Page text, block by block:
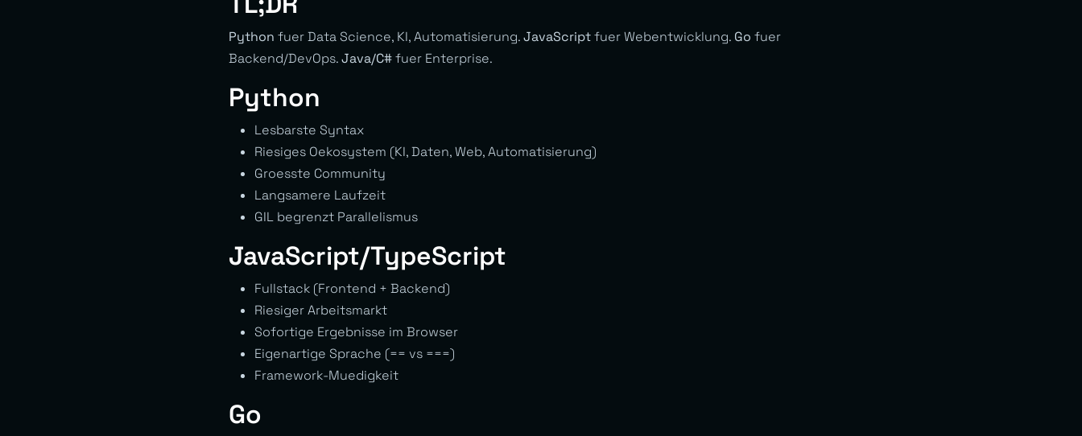
Python fuer Data Science, KI, Automatisierung.JavaScriptfuer Webentwicklung. Go fuer
Backend/DevOps.Java/C#fuer Enterprise.
Python
Lesbarste Syntax
Riesiges Oekosystem (KI, Daten, Web, Automatisierung)
Groesste Community
Langsamere Laufzeit
GIL begrenzt Parallelismus
JavaScript/TypeScript
Fullstack (Frontend + Backend)
Riesiger Arbeitsmarkt
Sofortige Ergebnisse im Browser
Eigenartige Sprache (== vs ===)
Framework-Muedigkeit
Go